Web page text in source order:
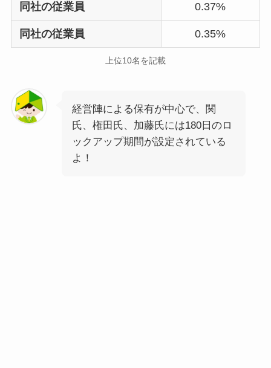
同社の従業員 0.37%
同社の従業員 0.35%
上位10名を記載
経営陣による保有が中心で、関
氏、権田氏、加藤氏には180日のロ
ックアップ期間が設定されている
よ！